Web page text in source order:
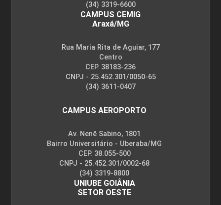
(34) 3319-6600
CAMPUS CEMIG
Araxá/MG
Rua Maria Rita de Aguiar, 177
Centro
CEP. 38183-236
CNPJ - 25.452.301/0050-65
(34) 3611-0407
CAMPUS AEROPORTO
Av. Nenê Sabino, 1801
Bairro Universitário - Uberaba/MG
CEP. 38.055-500
CNPJ - 25.452.301/0002-68
(34) 3319-8800
UNIUBE GOIÂNIA
SETOR OESTE